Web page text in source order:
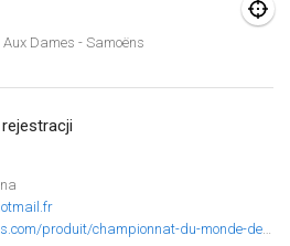
Dames - Samoëns